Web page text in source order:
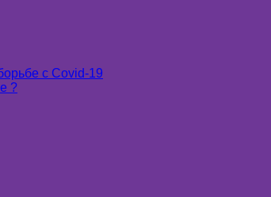
с Covid-19
?
— это перспектива отличного
в экономику Узбекистана. Объем этих